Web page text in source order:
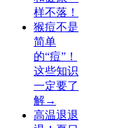
样不落！
猴痘不是
简单
的“痘”！
这些知识
一定要了
解→
高温退退